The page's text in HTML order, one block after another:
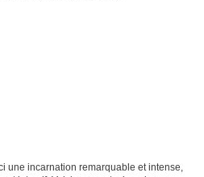
une incarnation remarquable et intense,